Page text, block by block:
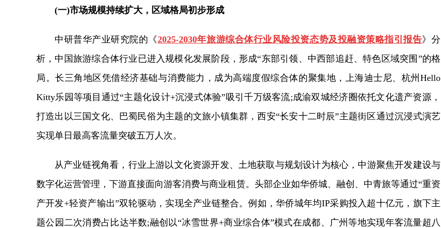
(一)市场规模持续扩大，区域格局初步形成
中研普华产业研究院的《2025-2030年旅游综合体行业风险投资态势及投融资策略指引报告》分
析， 中国旅游综合体行业已进入规模化发展阶段，形成“东部引领、中西部追赶、特色区域突围”的格
局。长三角地区凭借经济基础与消费能力，成为高端度假综合体的聚集地，上海迪士尼、杭州Hello
Kitty乐园等项目通过“主题化设计+沉浸式体验”吸引千万级客流;成渝双城经济圈依托文化遗产资源，
打造出以三国文化、巴蜀民俗为主题的文旅小镇集群，西安“长安十二时辰”主题街区通过沉浸式演艺
实现单日最高客流量突破五万人次。
从产业链视角看，行业上游以文化资源开发、土地获取与规划设计为核心，中游聚焦开发建设与
数字化运营管理，下游直接面向游客消费与商业租赁。头部企业如华侨城、融创、中青旅等通过“重资
产开发+轻资产输出”双轮驱动，实现全产业链整合。例如，华侨城年均IP采购投入超十亿元，旗下主
题公园二次消费占比达半数;融创以“冰雪世界+商业综合体”模式在成都、广州等地实现年客流量超八